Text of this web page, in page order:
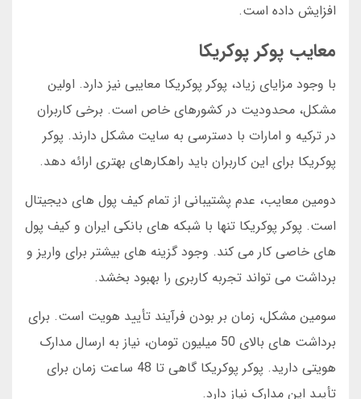
افزایش داده است.
معایب پوکر پوکریکا
با وجود مزایای زیاد، پوکر پوکریکا معایبی نیز دارد. اولین
مشکل، محدودیت در کشورهای خاص است. برخی کاربران
در ترکیه و امارات با دسترسی به سایت مشکل دارند. پوکر
پوکریکا برای این کاربران باید راهکارهای بهتری ارائه دهد.
دومین معایب، عدم پشتیبانی از تمام کیف پول های دیجیتال
است. پوکر پوکریکا تنها با شبکه های بانکی ایران و کیف پول
های خاصی کار می کند. وجود گزینه های بیشتر برای واریز و
برداشت می تواند تجربه کاربری را بهبود بخشد.
سومین مشکل، زمان بر بودن فرآیند تأیید هویت است. برای
برداشت های بالای 50 میلیون تومان، نیاز به ارسال مدارک
هویتی دارید. پوکر پوکریکا گاهی تا 48 ساعت زمان برای
تأیید این مدارک نیاز دارد.